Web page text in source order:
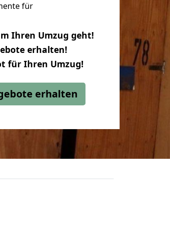
für
Ihren Umzug geht!
erhalten!
für Ihren Umzug!
erhalten